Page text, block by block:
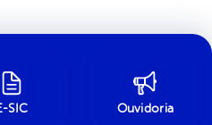
SIC Ouvidoria